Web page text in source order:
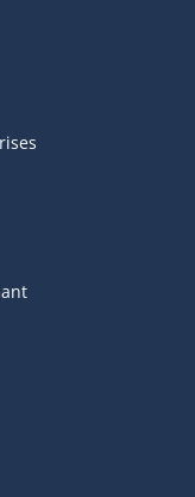
s'ouvrira dans une
externe s'ouvrira
externe s'ouvrira